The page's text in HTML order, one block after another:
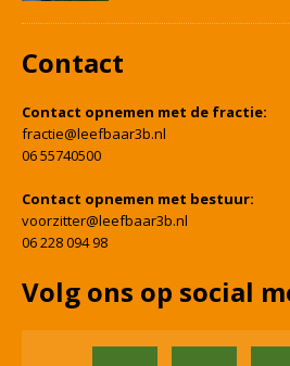
Contact
Contact opnemen met de fractie:
fractie@leefbaar3b.nl
06 55740500
Contact opnemen met bestuur:
voorzitter@leefbaar3b.nl
06 228 094 98
Volg ons op social